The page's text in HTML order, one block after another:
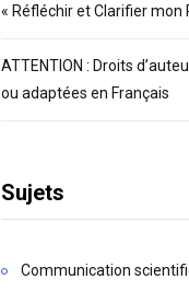
« Réfléchir et Clarifier mon
ATTENTION : Droits
ou adaptées en Français
Sujets
Communication